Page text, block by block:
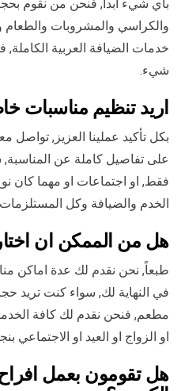
بأي شيء أبداً, فنحن من نقوم
والكراسي والمشروبات والطعام
شيء.
اريد تنظيم مناسبات
على تفاصيل كاملة عن المناسبة,
فقط, او اجتماعات او مهما كان
الخدم والضيافة وكل
هل من الممكن ان
طبعاً, نحن نقدم لك عدة اماكن
في النهاية لك, سواء كنت تريد
مطعم, فنحن نقدم لك كافة
او الزواج او العيد او الاجتماعي بنجاح
هل تقومون بعمل